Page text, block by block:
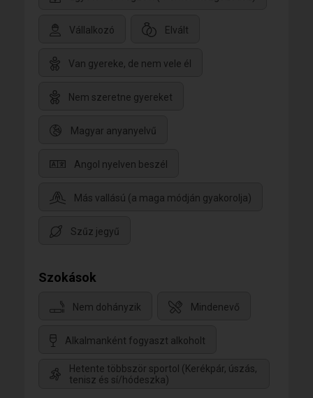
Vállalkozó Elvált
Van gyereke, de nem vele él
Nem szeretne gyereket
Magyar anyanyelvű
Angol nyelven beszél
Más vallású (a maga módján gyakorolja)
Szűz jegyű
Szokások
Nem dohányzik Mindenevő
Alkalmanként fogyaszt alkoholt
Hetente többször sportol (Kerékpár, úszás,
tenisz és sí/hódeszka)